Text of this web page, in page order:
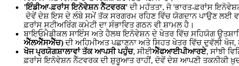
'ਇੰਡੀਆ-ਫ਼ਰਾਂਸ ਇਨੋਵੇਸ਼ਨ ਨੈੱਟਵਰਕ'ਦੀ ਮਹੱਤਤਾ, ਜੋ 'ਭਾਰਤ-ਫ਼ਰਾਂਸ
ਦੋਵੇਂ ਦੇਸ਼ ਇਸ ਦੇ ਲੰਬੇ ਸਮੇਂ ਤੱਕ ਸਰਗਰਮ ਰਹਿਣ ਵਿੱਚ ਯੋਗਦਾਨ ਪਾਉਣ ਲਈ
ਫ਼ਰਾਂਸ ਸਟੀਅਰਿੰਗ ਕਮੇਟੀ ਦਾ ਸੰਭਾਵਿਤ ਗਠਨ ਵੀ ਸ਼ਾਮਲ ਹੈ।
ਬਾਇਓਮੈਡੀਕਲ ਸਾਇੰਸ ਅਤੇ ਹੈਲਥ ਇਨੋਵੇਸ਼ਨ ਦੇ ਖੇਤਰ ਵਿੱਚ ਸਹਿਯੋਗ
ਐੱਲਐੱਸਐੱਚ)ਦੀ ਅਹਿਮੀਅਤ ਪਛਾਣਨਾ ਅਤੇ ਸਿਹਤ ਖੇਤਰ ਵਿੱਚ ਦੁਵੱਲੀ
ਖੋਜ ਪ੍ਰਯੋਗਸ਼ਾਲਾਵਾਂ ਤੱਕ ਆਪਸੀ ਪਹੁੰਚ, ਸੀਈਐੱਫਆਈਪੀਆਰਏ, ਸਾਂਝੀ
ਫ਼ਰਾਂਸ ਇਨੋਵੇਸ਼ਨ ਨੈੱਟਵਰਕ ਦੀ ਸ਼ੁਰੂਆਤ ਰਾਹੀਂ, ਦੋਵੇਂ ਦੇਸ਼ ਆਪਣੀ ਤਕਨੀਕੀ